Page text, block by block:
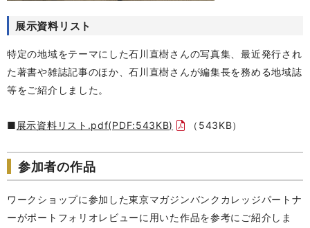
展示資料リスト
特定の地域をテーマにした石川直樹さんの写真集、最近発行され
た著書や雑誌記事のほか、石川直樹さんが編集長を務める地域誌
等をご紹介しました。
■ 展示資料リスト.pdf(PDF:543KB) （543KB）
参加者の作品
ワークショップに参加した東京マガジンバンクカレッジパートナ
ーがポートフォリオレビューに用いた作品を参考にご紹介しま